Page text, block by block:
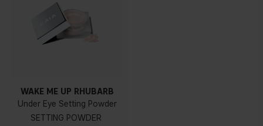
WAKE ME UP RHUBARB
Under Eye Setting Powder
SETTING POWDER